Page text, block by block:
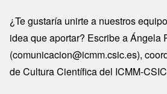
¿Te gustaría unirte a nuestros
idea que aportar? Escribe a Ángela
(comunicacion@icmm.csic.es),
de Cultura Científica del ICMM-